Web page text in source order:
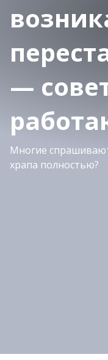
—
Многие
храпа полностью?